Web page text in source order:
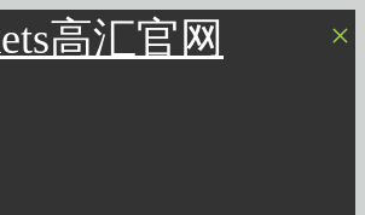
高汇官网 ×